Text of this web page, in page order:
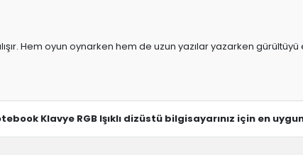
Hem oyun oynarken hem de uzun yazılar yazarken
Klavye RGB Işıklı dizüstü bilgisayarınız için en